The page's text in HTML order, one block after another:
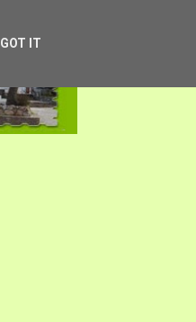
GOT IT